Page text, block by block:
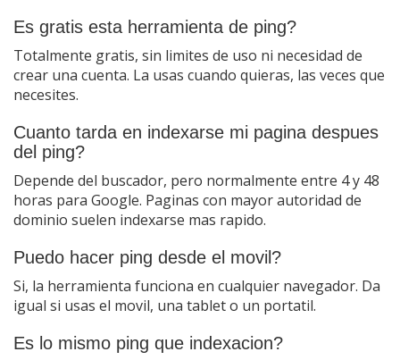
Es gratis esta herramienta de ping?
Totalmente gratis, sin limites de uso ni necesidad de
crear una cuenta. La usas cuando quieras, las veces que
necesites.
Cuanto tarda en indexarse mi pagina despues
del ping?
Depende del buscador, pero normalmente entre 4 y 48
horas para Google. Paginas con mayor autoridad de
dominio suelen indexarse mas rapido.
Puedo hacer ping desde el movil?
Si, la herramienta funciona en cualquier navegador. Da
igual si usas el movil, una tablet o un portatil.
Es lo mismo ping que indexacion?